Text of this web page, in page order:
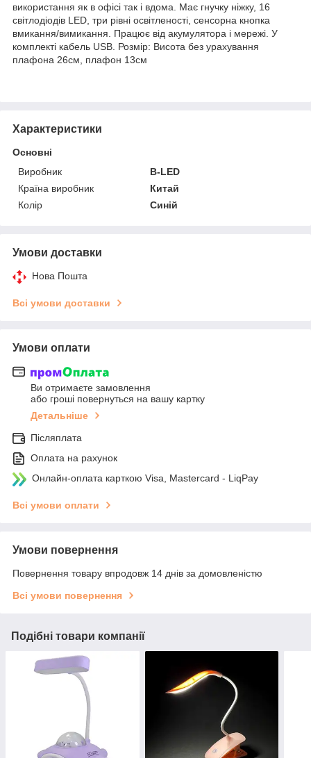
використання як в офісі так і вдома. Має гнучку ніжку, 16
світлодіодів LED, три рівні освітленості, сенсорна кнопка
вмикання/вимикання. Працює від акумулятора і мережі. У
комплекті кабель USB. Розмір: Висота без урахування
плафона 26см, плафон 13см
Характеристики
Основні
Виробник
B-LED
Країна виробник
Китай
Колір
Синій
Умови доставки
Нова Пошта
Всі умови доставки
Умови оплати
Ви отримаєте замовлення
або гроші повернуться на вашу картку
Детальніше
Післяплата
Оплата на рахунок
Онлайн-оплата карткою Visa, Mastercard - LiqPay
Всі умови оплати
Умови повернення
Повернення товару впродовж 14 днів за домовленістю
Всі умови повернення
Подібні товари компанії